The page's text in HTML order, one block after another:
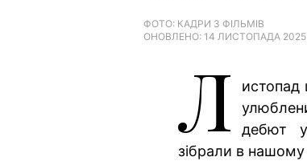
ФОТО: КАДРИ З ФІЛЬМІВ
ОНОВЛЕНО: 14 ЛИСТОПАДА 2025
Л
истопад
дебют
зібрали в нашому